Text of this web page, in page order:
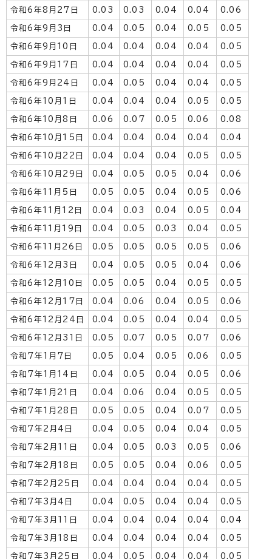
令和6年8月27日 0.03 0.03 0.04 0.04 0.06
令和6年9月3日 0.04 0.05 0.04 0.05 0.05
令和6年9月10日 0.04 0.04 0.04 0.04 0.05
令和6年9月17日 0.04 0.04 0.04 0.04 0.05
令和6年9月24日 0.04 0.05 0.04 0.04 0.05
令和6年10月1日 0.04 0.04 0.04 0.05 0.05
令和6年10月8日 0.06 0.07 0.05 0.06 0.08
令和6年10月15日 0.04 0.04 0.04 0.04 0.04
令和6年10月22日 0.04 0.04 0.04 0.05 0.05
令和6年10月29日 0.04 0.05 0.05 0.04 0.06
令和6年11月5日 0.05 0.05 0.04 0.05 0.06
令和6年11月12日 0.04 0.03 0.04 0.05 0.04
令和6年11月19日 0.04 0.05 0.03 0.04 0.05
令和6年11月26日 0.05 0.05 0.05 0.05 0.06
令和6年12月3日 0.04 0.05 0.05 0.04 0.06
令和6年12月10日 0.05 0.05 0.04 0.05 0.05
令和6年12月17日 0.04 0.06 0.04 0.05 0.06
令和6年12月24日 0.04 0.05 0.04 0.04 0.05
令和6年12月31日 0.05 0.07 0.05 0.07 0.06
令和7年1月7日 0.05 0.04 0.05 0.06 0.05
令和7年1月14日 0.04 0.05 0.04 0.05 0.06
令和7年1月21日 0.04 0.06 0.04 0.05 0.05
令和7年1月28日 0.05 0.05 0.04 0.07 0.05
令和7年2月4日 0.04 0.05 0.04 0.04 0.05
令和7年2月11日 0.04 0.05 0.03 0.05 0.06
令和7年2月18日 0.05 0.05 0.04 0.06 0.05
令和7年2月25日 0.04 0.04 0.04 0.04 0.05
令和7年3月4日 0.04 0.05 0.04 0.04 0.05
令和7年3月11日 0.04 0.04 0.04 0.04 0.04
令和7年3月18日 0.04 0.04 0.04 0.04 0.05
令和7年3月25日 0.04 0.05 0.04 0.04 0.05